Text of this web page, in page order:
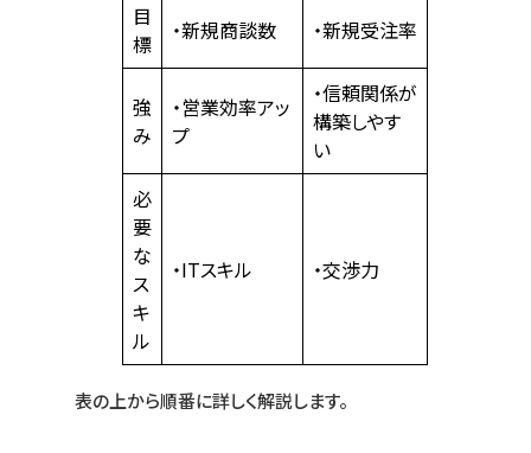
目
標
・新規商談数 ・新規受注率
強
み
・営業効率アッ
プ
・信頼関係が
構築しやす
い
必
要
な
ス
キ
ル
・ITスキル ・交渉力
表の上から順番に詳しく解説します。